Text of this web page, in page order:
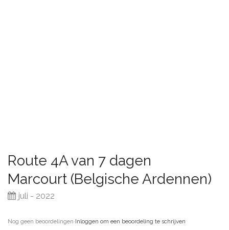
Route 4A van 7 dagen
Marcourt (Belgische Ardennen)
juli - 2022
Nog geen beoordelingen·Inloggen om een beoordeling te schrijven